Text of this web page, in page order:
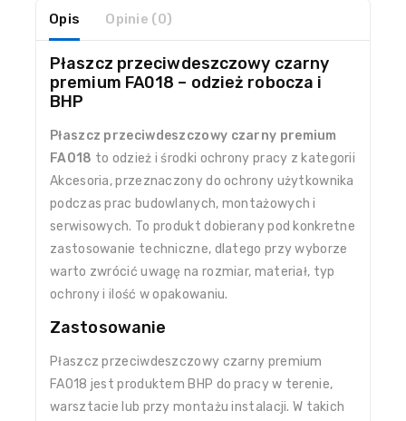
Opis Opinie (0)
Płaszcz przeciwdeszczowy czarny
premium FA018 – odzież robocza i
BHP
Płaszcz przeciwdeszczowy czarny premium
FA018 to odzież i środki ochrony pracy z kategorii
Akcesoria, przeznaczony do ochrony użytkownika
podczas prac budowlanych, montażowych i
serwisowych. To produkt dobierany pod konkretne
zastosowanie techniczne, dlatego przy wyborze
warto zwrócić uwagę na rozmiar, materiał, typ
ochrony i ilość w opakowaniu.
Zastosowanie
Płaszcz przeciwdeszczowy czarny premium
FA018 jest produktem BHP do pracy w terenie,
warsztacie lub przy montażu instalacji. W takich